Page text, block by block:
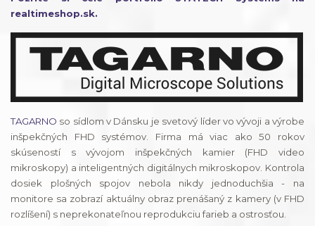
realtimeshop.sk.
TAGARNO so sídlom v Dánsku je svetový líder vo vývoji a výrobe
inšpekčných FHD systémov. Firma má viac ako 50 rokov
skúseností s vývojom inšpekčných kamier (FHD video
mikroskopy) a inteligentných digitálnych mikroskopov. Kontrola
dosiek plošných spojov nebola nikdy jednoduchšia - na
monitore sa zobrazí aktuálny obraz prenášaný z kamery (v FHD
rozlíšení) s neprekonateľnou reprodukciu farieb a ostrosťou.